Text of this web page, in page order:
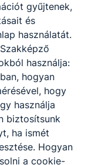
gyűjtenek,
és
használatát.
használja:
hogyan
hogy
használja
biztosítsunk
ha ismét
Hogyan
a cookie-